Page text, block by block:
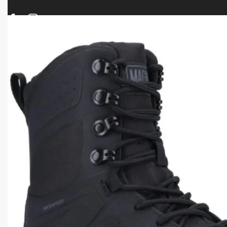
ΠΡΟΪΟΝΤΑ
ΟΠΛΑ – ΚΥΝΗΓΙ – ΣΚΟΠΟΒΟΛΗ